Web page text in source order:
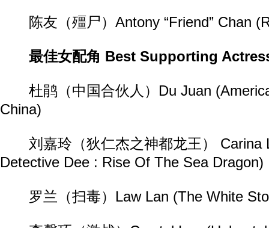
陈友（殭尸）Antony “Friend” Chan
最佳女配角 Best Supporting
杜鹃（中国合伙人）Du Juan
China)
刘嘉玲（狄仁杰之神都龙王） Carina
Detective Dee : Rise Of The Sea Dragon)
罗兰（扫毒）Law Lan (The White